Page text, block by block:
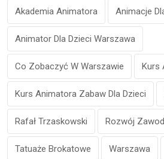
Akademia Animatora Animacje
Animator Dla Dzieci Warszawa
Co Zobaczyć W Warszawie Kurs
Kurs Animatora Zabaw Dla Dzieci
Rafał Trzaskowski Rozwój
Tatuaże Brokatowe Warszawa